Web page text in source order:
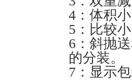
4：体积
5：比较
6：斜抛
的分装。
7：显示